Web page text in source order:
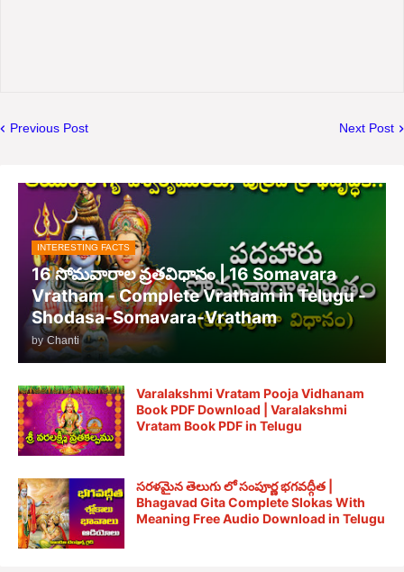
Previous Post Next Post
INTERESTING FACTS
16 సోమవారాల వ్రతవిధానం | 16 Somavara
Vratham - Complete Vratham in Telugu -
Shodasa-Somavara-Vratham
by Chanti
Varalakshmi Vratam Pooja Vidhanam
Book PDF Download | Varalakshmi
Vratam Book PDF in Telugu
సరళమైన తెలుగు లో సంపూర్ణ భగవద్గీత |
Bhagavad Gita Complete Slokas With
Meaning Free Audio Download in Telugu